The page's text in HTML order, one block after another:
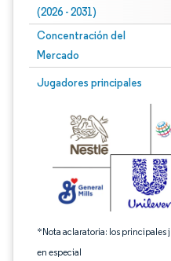
(2026 - 2031)
Concentración del
Mercado
Jugadores principales
*Nota aclaratoria: los principales
en especial
Imagen © Mordor Intelligence. El